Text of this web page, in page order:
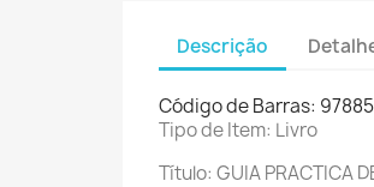
Descrição
Código de Barras:
Tipo de Item: Livro
Título: GUIA PRACTICA